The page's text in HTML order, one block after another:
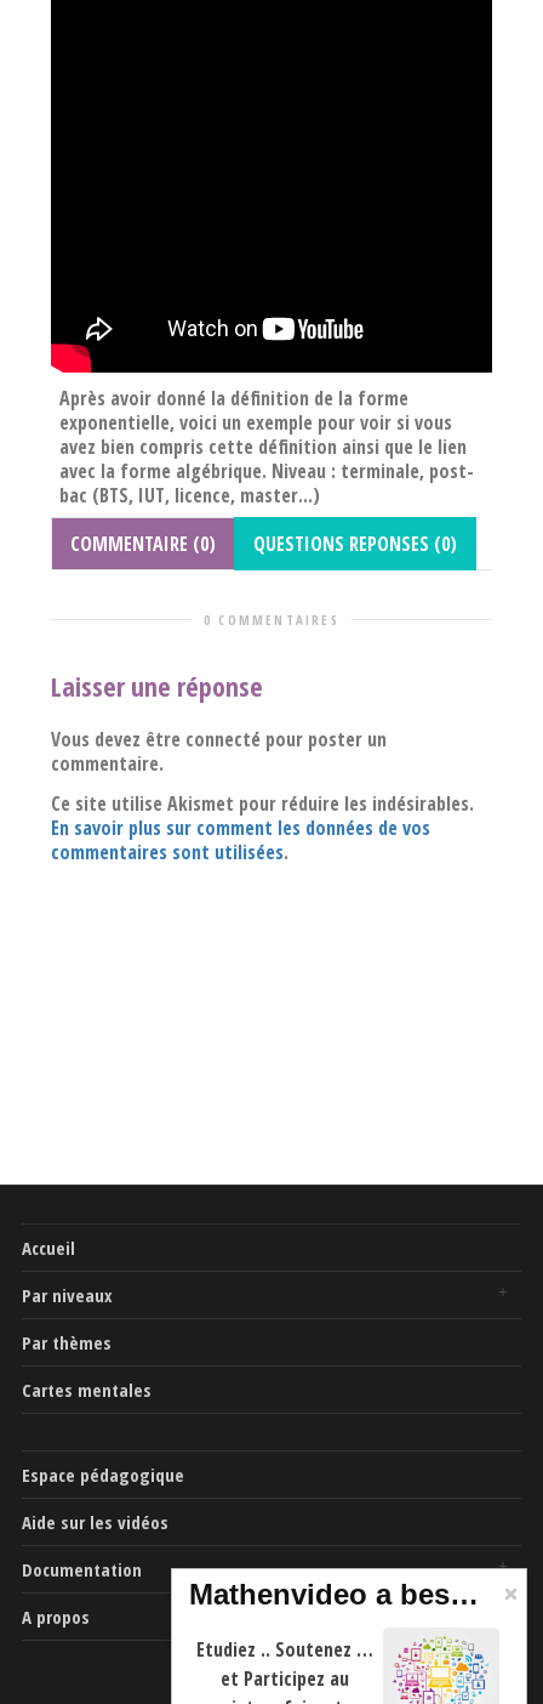
Après avoir donné la définition de la forme
exponentielle, voici un exemple pour voir si vous
avez bien compris cette définition ainsi que le lien
avec la forme algébrique. Niveau : terminale, post-
bac (BTS, IUT, licence, master...)
COMMENTAIRE (0)
QUESTIONS REPONSES (0)
0 COMMENTAIRES
Laisser une réponse
Vous devez être connecté pour poster un
commentaire.
Ce site utilise Akismet pour réduire les indésirables.
En savoir plus sur comment les données de vos
commentaires sont utilisées.
Accueil
Par niveaux
Par thèmes
Cartes mentales
Espace pédagogique
Aide sur les vidéos
Documentation
A propos
Mathenvideo a besoin de vous
Etudiez .. Soutenez …
et Participez au